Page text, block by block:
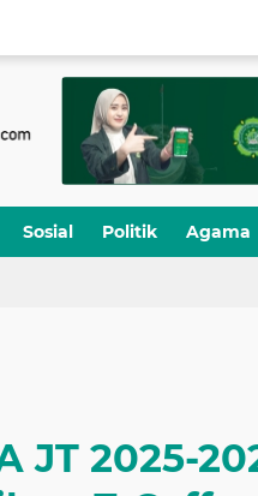
Sosial Politik Agama
JT 2025-